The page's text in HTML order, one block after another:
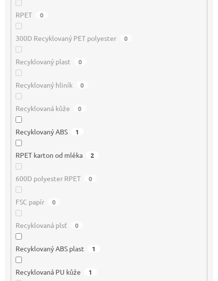
RPET 0
300D Recyklovaný PET polyester 0
Recyklovaný plast 0
Recyklovaný hliník 0
Recyklovaná kůže 0
Recyklovaný ABS 1
RPET karton od mléka 2
600D polyester RPET 0
FSC papír 0
Recyklovaná plsť 0
Recyklovaný ABS plast 1
Recyklovaná PU kůže 1